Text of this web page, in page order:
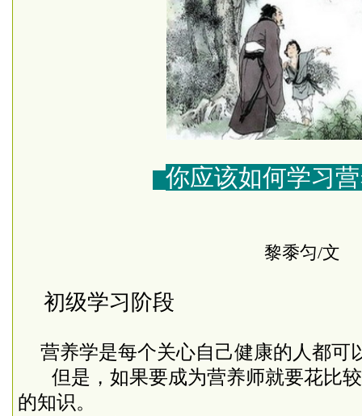
你应该如何学习
黎黍匀/文
初级学习阶段
营养学是每个关心自己健康的人都可
但是，如果要成为营养师就要花比
的知识。